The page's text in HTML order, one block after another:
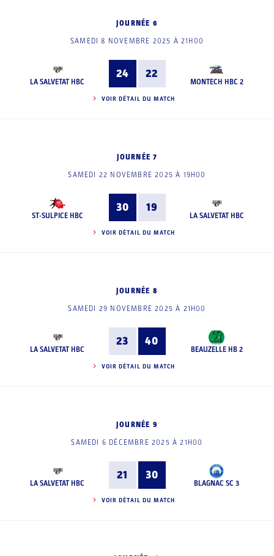
JOURNÉE 6
SAMEDI 8 NOVEMBRE 2025 À 21H00
LA SALVETAT HBC
24 22
MONTECH HBC 2
VOIR DÉTAIL DU MATCH
JOURNÉE 7
SAMEDI 22 NOVEMBRE 2025 À 19H00
ST-SULPICE HBC
30 19
LA SALVETAT HBC
VOIR DÉTAIL DU MATCH
JOURNÉE 8
SAMEDI 29 NOVEMBRE 2025 À 21H00
LA SALVETAT HBC
23 40
BEAUZELLE HB 2
VOIR DÉTAIL DU MATCH
JOURNÉE 9
SAMEDI 6 DÉCEMBRE 2025 À 21H00
LA SALVETAT HBC
21 30
BLAGNAC SC 3
VOIR DÉTAIL DU MATCH